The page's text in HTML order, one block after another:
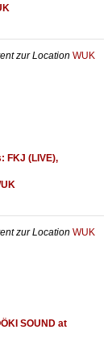
zur Location WUK
FKJ (LIVE),
zur Location WUK
SOUND at